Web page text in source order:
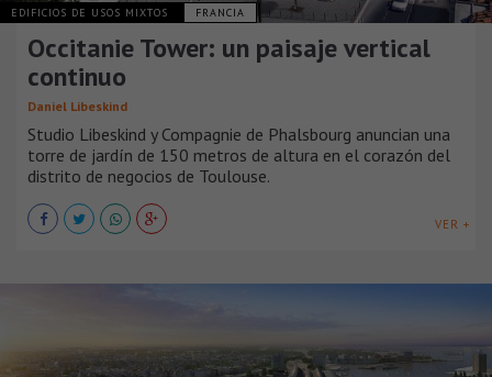
EDIFICIOS DE USOS MIXTOS FRANCIA
Occitanie Tower: un paisaje vertical
continuo
Daniel Libeskind
Studio Libeskind y Compagnie de Phalsbourg anuncian una
torre de jardín de 150 metros de altura en el corazón del
distrito de negocios de Toulouse.
VER +